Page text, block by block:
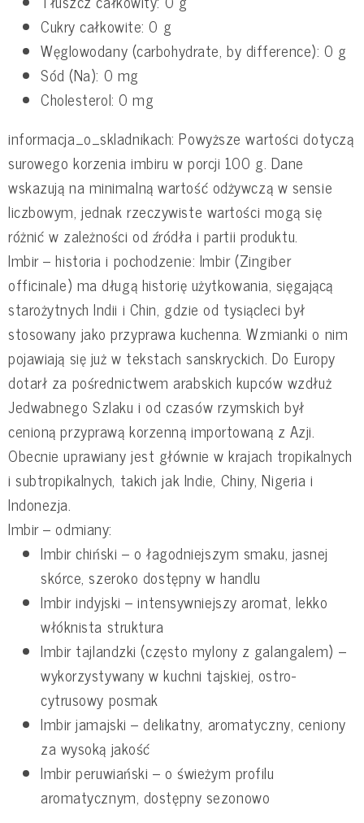
Cukry całkowite: 0 g
Węglowodany (carbohydrate, by difference): 0 g
Sód (Na): 0 mg
Cholesterol: 0 mg
informacja_o_skladnikach: Powyższe wartości dotyczą
surowego korzenia imbiru w porcji 100 g. Dane
wskazują na minimalną wartość odżywczą w sensie
liczbowym, jednak rzeczywiste wartości mogą się
różnić w zależności od źródła i partii produktu.
Imbir – historia i pochodzenie: Imbir (Zingiber
officinale) ma długą historię użytkowania, sięgającą
starożytnych Indii i Chin, gdzie od tysiącleci był
stosowany jako przyprawa kuchenna. Wzmianki o nim
pojawiają się już w tekstach sanskryckich. Do Europy
dotarł za pośrednictwem arabskich kupców wzdłuż
Jedwabnego Szlaku i od czasów rzymskich był
cenioną przyprawą korzenną importowaną z Azji.
Obecnie uprawiany jest głównie w krajach tropikalnych
i subtropikalnych, takich jak Indie, Chiny, Nigeria i
Indonezja.
Imbir – odmiany:
Imbir chiński – o łagodniejszym smaku, jasnej
skórce, szeroko dostępny w handlu
Imbir indyjski – intensywniejszy aromat, lekko
włóknista struktura
Imbir tajlandzki (często mylony z galangalem) –
wykorzystywany w kuchni tajskiej, ostro-
cytrusowy posmak
Imbir jamajski – delikatny, aromatyczny, ceniony
za wysoką jakość
Imbir peruwiański – o świeżym profilu
aromatycznym, dostępny sezonowo